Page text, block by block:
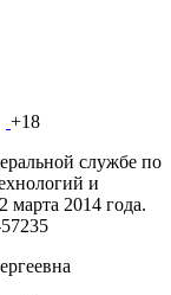
+18
службе по
и
марта 2014 года.